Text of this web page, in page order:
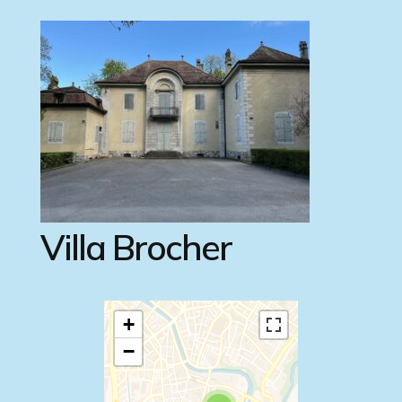
Villa Brocher
Travelers' Map is
loading...
+
−